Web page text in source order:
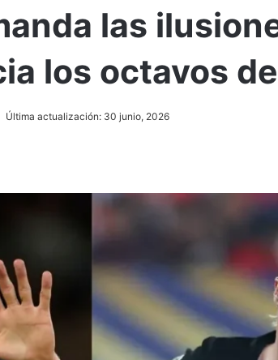
las
los octavos
Última actualización: 30 junio, 2026